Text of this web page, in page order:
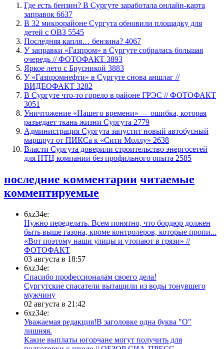
​Где есть бензин? В Сургуте заработала онлайн-карта
заправок 6637
В 32 микрорайоне Сургута обновили площадку для
детей с ОВЗ 5545
​Последняя капля… бензина? 4067
​У заправки «Газпром» в Сургуте собралась большая
очередь // ФОТОФАКТ 3893
Яркое лето с Брусникой 3883
У «Газпромнефти» в Сургуте снова аншлаг //
ВИДЕОФАКТ 3282
​В Сургуте что-то горело в районе ГРЭС // ФОТОФАКТ
3051
​Уничтожение «Нашего времени» — ошибка, которая
разъедает ткань жизни Сургута 2779
​Администрация Сургута запустит новый автобусный
маршрут от ПИКСа к «Сити Моллу» 2638
Власти Сургута доверили строительство энергосетей
для НТЦ компании без профильного опыта 2585
последние комментарии читаемые
комментируемые
6xz34e:
Нужно переделать. Всем понятно, что бордюр должен
быть выше газона, кроме контролеров, которые пропи...
«Вот поэтому наши улицы и утопают в грязи» //
ФОТОФАКТ
03 августа в 18:57
6xz34e:
Спасибо профессионалам своего дела!
Сургутские спасатели вытащили из воды тонувшего
мужчину
02 августа в 21:42
6xz34e:
Уважаемая редакция!В заголовке одна буква "О"
лишняя.
Какие выплаты югорчане могут получить для